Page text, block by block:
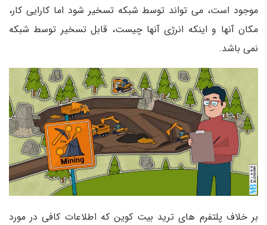
موجود است، می تواند توسط شبکه تسخیر شود اما کارایی کار،
مکان آنها و اینکه انرژی آنها چیست، قابل تسخیر توسط شبکه
نمی باشد.
بر خلاف پلتفرم های ترید بیت کوین که اطلاعات کافی در مورد